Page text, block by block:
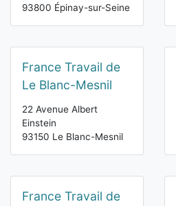
93800 Épinay-sur-Seine
France Travail de
Le Blanc-Mesnil
22 Avenue Albert
Einstein
93150 Le Blanc-Mesnil
France Travail de